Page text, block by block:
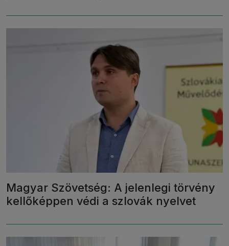
Magyar Szövetség: A jelenlegi törvény
kellőképpen védi a szlovák nyelvet